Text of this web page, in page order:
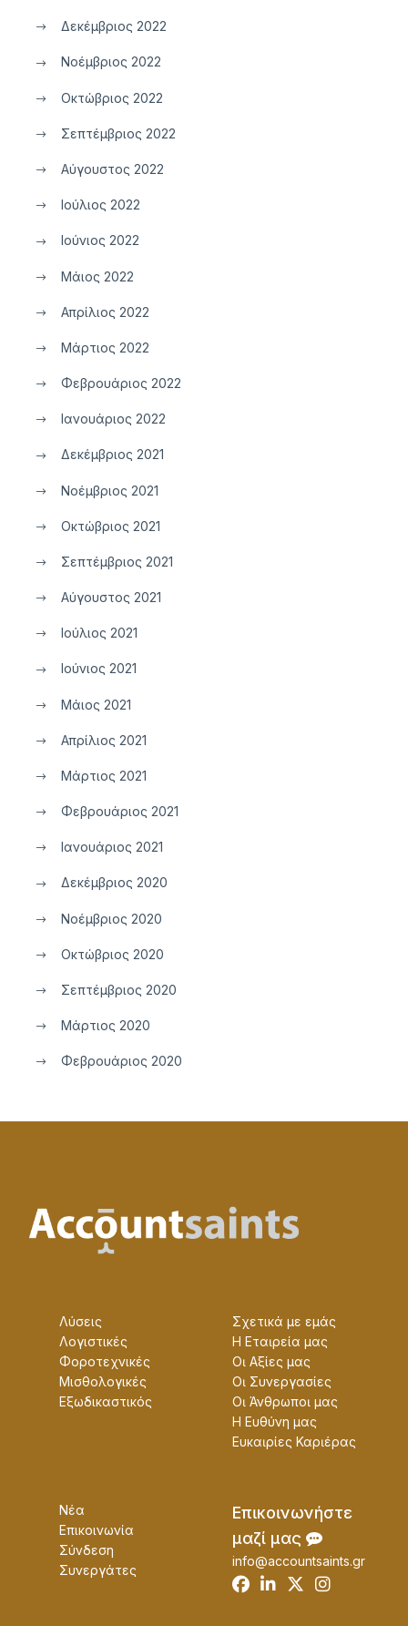
Δεκέμβριος 2022
Νοέμβριος 2022
Οκτώβριος 2022
Σεπτέμβριος 2022
Αύγουστος 2022
Ιούλιος 2022
Ιούνιος 2022
Μάιος 2022
Απρίλιος 2022
Μάρτιος 2022
Φεβρουάριος 2022
Ιανουάριος 2022
Δεκέμβριος 2021
Νοέμβριος 2021
Οκτώβριος 2021
Σεπτέμβριος 2021
Αύγουστος 2021
Ιούλιος 2021
Ιούνιος 2021
Μάιος 2021
Απρίλιος 2021
Μάρτιος 2021
Φεβρουάριος 2021
Ιανουάριος 2021
Δεκέμβριος 2020
Νοέμβριος 2020
Οκτώβριος 2020
Σεπτέμβριος 2020
Μάρτιος 2020
Φεβρουάριος 2020
Λύσεις
Λογιστικές
Φοροτεχνικές
Μισθολογικές
Εξωδικαστικός
Σχετικά με εμάς
Η Εταɩρεία μας
Οɩ Αξίες μας
Οɩ Συνεργασίες
Οɩ Άνθρωποɩ μας
Η Ευθύνη μας
Ευκαɩρίες Καρɩέρας
Νέα
Επικοινωνία
Σύνδεση
Συνεργάτες
Επɩκοɩνωνήστε
μαζί μας
info@accountsaints.gr